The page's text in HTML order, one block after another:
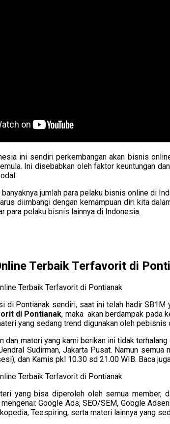
ini sendiri perkembangan akan bisnis
Ini disebabkan oleh faktor keuntungan
jumlah para pelaku bisnis online di
diimbangi dengan kemampuan diri kita
para pelaku bisnis lainnya di Indonesia.
Terbaik Terfavorit di
di Pontianak sendiri, saat ini telah hadir
di Pontianak, maka akan berdampak pada
yang sedang trend digunakan oleh pebisnis
dan materi yang kami berikan ini tidak
Sudirman, Jakarta Pusat. Namun
dan Kamis pkl 10.30 sd 21.00 WIB. Baca
yang bisa diperoleh oleh semua member,
Google Ads, SEO/SEM, Google
Teespiring, serta materi lainnya yang